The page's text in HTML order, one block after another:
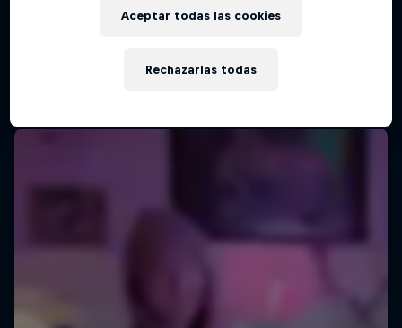
Rechazarlas todas
Aceptar todas las cookies